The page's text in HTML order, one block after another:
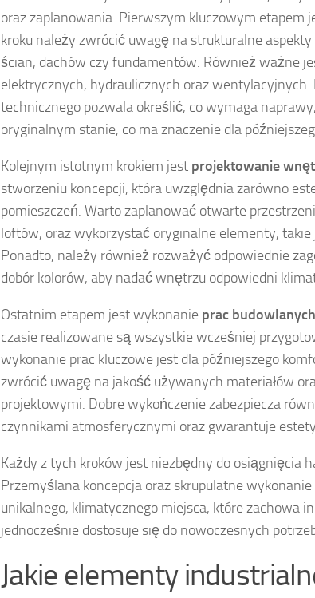
oraz zaplanowania. Pierwszym kluczowym etapem
kroku należy zwrócić uwagę na strukturalne
ścian, dachów czy fundamentów. Również ważne
elektrycznych, hydraulicznych oraz wentylacyjnych.
technicznego pozwala określić, co wymaga
oryginalnym stanie, co ma znaczenie dla
Kolejnym istotnym krokiem jest projektowanie
stworzeniu koncepcji, która uwzględnia zarówno
pomieszczeń. Warto zaplanować otwarte
loftów, oraz wykorzystać oryginalne elementy, takie
Ponadto, należy również rozważyć odpowiednie
dobór kolorów, aby nadać wnętrzu odpowiedni
Ostatnim etapem jest wykonanie prac
czasie realizowane są wszystkie wcześniej
wykonanie prac kluczowe jest dla późniejszego
zwrócić uwagę na jakość używanych materiałów
projektowymi. Dobre wykończenie zabezpiecza
czynnikami atmosferycznymi oraz gwarantuje
Każdy z tych kroków jest niezbędny do osiągnięcia
Przemyślana koncepcja oraz skrupulatne
unikalnego, klimatycznego miejsca, które zachowa
jednocześnie dostosuje się do nowoczesnych
Jakie elementy